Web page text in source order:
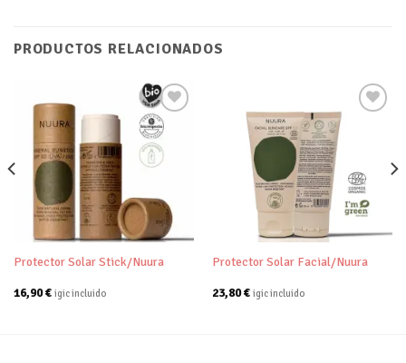
PRODUCTOS RELACIONADOS
Añadir
Protector Solar Stick/Nuura
16,90€ igic incluido
a tu
lista de
deseos
Protector Solar Facial/Nuura
23,80€ igic incluido